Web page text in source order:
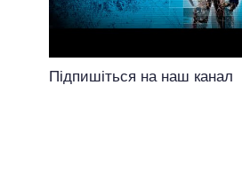
Підпишіться на наш канал